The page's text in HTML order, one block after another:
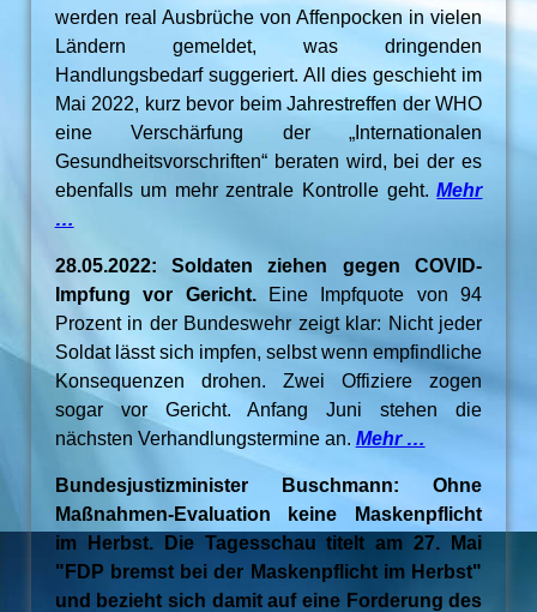
werden real Ausbrüche von Affenpocken in vielen
Ländern gemeldet, was dringenden
Handlungsbedarf suggeriert. All dies geschieht im
Mai 2022, kurz bevor beim Jahrestreffen der WHO
eine Verschärfung der „Internationalen
Gesundheitsvorschriften“ beraten wird, bei der es
ebenfalls um mehr zentrale Kontrolle geht. Mehr
…
28.05.2022: Soldaten ziehen gegen COVID-
Impfung vor Gericht.Eine Impfquote von 94
Prozent in der Bundeswehr zeigt klar: Nicht jeder
Soldat lässt sich impfen, selbst wenn empfindliche
Konsequenzen drohen. Zwei Offiziere zogen
sogar vor Gericht. Anfang Juni stehen die
nächsten Verhandlungstermine an. Mehr …
Bundesjustizminister Buschmann: Ohne
Maßnahmen-Evaluation keine Maskenpflicht
im Herbst. Die Tagesschau titelt am 27. Mai
"FDP bremst bei der Maskenpflicht im Herbst"
und bezieht sich damit auf eine Forderung des